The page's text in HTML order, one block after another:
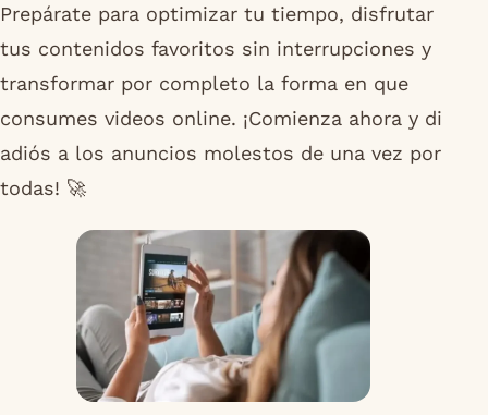
Prepárate para optimizar tu tiempo, disfrutar
tus contenidos favoritos sin interrupciones y
transformar por completo la forma en que
consumes videos online. ¡Comienza ahora y di
adiós a los anuncios molestos de una vez por
todas! 🚀